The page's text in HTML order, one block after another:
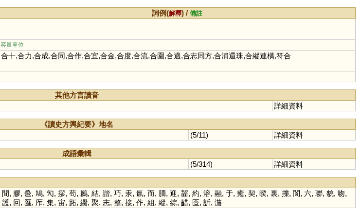
詞例(解釋) /備註
容量單位
合十,合力,合成,合同,合作,合宜,合金,合度,合流,合圍,合適,合志同方,合浦還珠,合縱連橫,符合
其他方言讀音
詳細資料
《讀史方輿紀要》地名
(5/11) 詳細資料
成語彙輯
(5/314) 詳細資料
間, 膠, 巹, 鳩, 勼, 摎, 苟, 鶼, 結, 諧, 巧, 汞, 氤, 而, 胹, 迎, 齧, 約, 溶, 融, 于, 癒, 契, 暌, 裏, 擽, 閬, 六, 聯, 貌, 吻,
頀, 回, 匯, 厏, 集, 宙, 跖, 綴, 聚, 志, 整, 接, 作, 組, 縱, 綜, 齰, 匼, 訢, 湤